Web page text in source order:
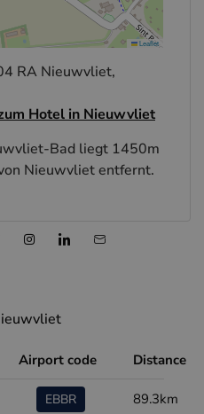
Leaflet
RA Nieuwvliet,
Hotel in Nieuwvliet
Bad liegt 1450m
Nieuwvliet entfernt.
Airport code Distance
EBBR 89.3km